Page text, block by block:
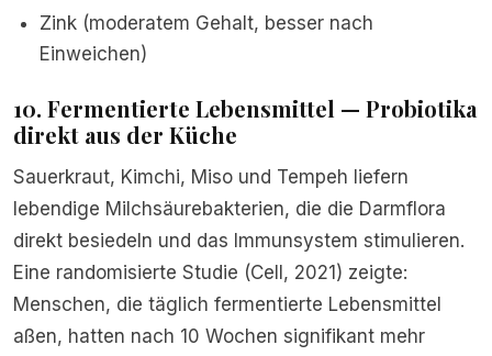
Zink (moderatem Gehalt, besser nach
Einweichen)
10. Fermentierte Lebensmittel — Probiotika
direkt aus der Küche
Sauerkraut, Kimchi, Miso und Tempeh liefern
lebendige Milchsäurebakterien, die die Darmflora
direkt besiedeln und das Immunsystem stimulieren.
Eine randomisierte Studie (Cell, 2021) zeigte:
Menschen, die täglich fermentierte Lebensmittel
aßen, hatten nach 10 Wochen signifikant mehr